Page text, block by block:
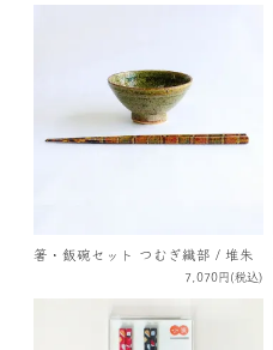
箸・飯碗セット つむぎ織部 / 堆朱
7,070円(税込)